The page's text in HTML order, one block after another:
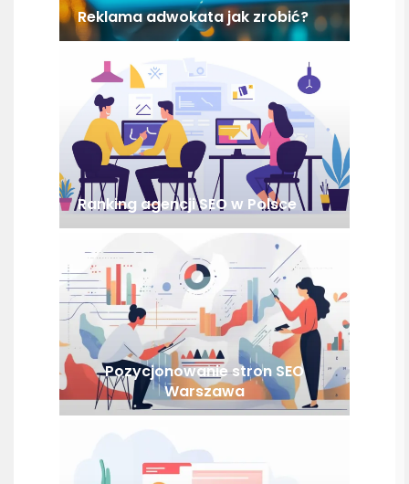
Reklama adwokata jak zrobić?
Ranking agencji SEO w Polsce
Pozycjonowanie stron SEO
Warszawa